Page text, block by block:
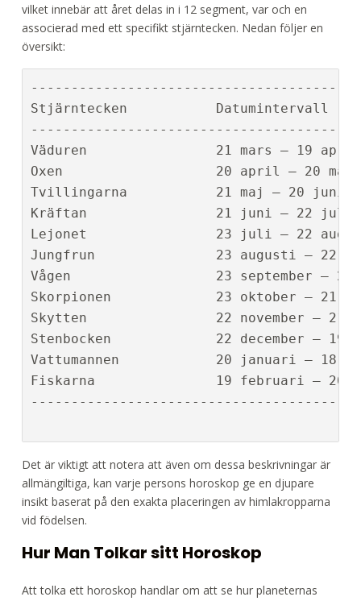
vilket innebär att året delas in i 12 segment, var och en
associerad med ett specifikt stjärntecken. Nedan följer en
översikt:
Stjärntecken           Datumintervall
Väduren                21 mars – 19
Oxen                   20 april – 20
Tvillingarna           21 maj – 20 juni
Kräftan                21 juni – 22 juli
Lejonet                23 juli – 22
Jungfrun               23 augusti – 22
Vågen                  23 september – 22
Skorpionen             23 oktober – 21
Skytten                22 november – 21
Stenbocken             22 december –
Vattumannen            20 januari – 18
Fiskarna               19 februari – 20
Det är viktigt att notera att även om dessa beskrivningar är
allmängiltiga, kan varje persons horoskop ge en djupare
insikt baserat på den exakta placeringen av himlakropparna
vid födelsen.
Hur Man Tolkar sitt Horoskop
Att tolka ett horoskop handlar om att se hur planeternas